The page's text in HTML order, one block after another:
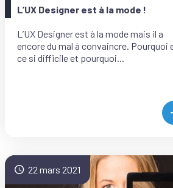
articles
la
catégorie
L’UX Designer est à la mode !
L’UX Designer est à la mode mais il a
encore du mal à convaincre. Pourquoi
ce si difficile et pourquoi...
22 mars 2021